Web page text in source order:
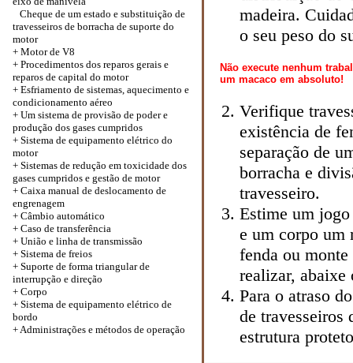
Cheque de um estado e substituição de
travesseiros de borracha de suporte do
motor
+ Motor de V8
+ Procedimentos dos reparos gerais e
reparos de capital do motor
+ Esfriamento de sistemas, aquecimento e
condicionamento aéreo
+ Um sistema de provisão de poder e
produção dos gases cumpridos
+ Sistema de equipamento elétrico do
motor
+ Sistemas de redução em toxicidade dos
gases cumpridos e gestão de motor
+ Caixa manual de deslocamento de
engrenagem
+ Câmbio automático
+ Caso de transferência
+ União e linha de transmissão
+ Sistema de freios
+ Suporte de forma triangular de
interrupção e direção
+ Corpo
+ Sistema de equipamento elétrico de
bordo
+ Administrações e métodos de operação
madeira.
o seu peso do
Não execute nenhum
um macaco em absoluto!
Verifique
existência de
separação de
borracha e
travesseiro.
Estime um
e um corpo um
fenda ou
realizar, abaixe
Para o atraso
de travesseiros
estrutura